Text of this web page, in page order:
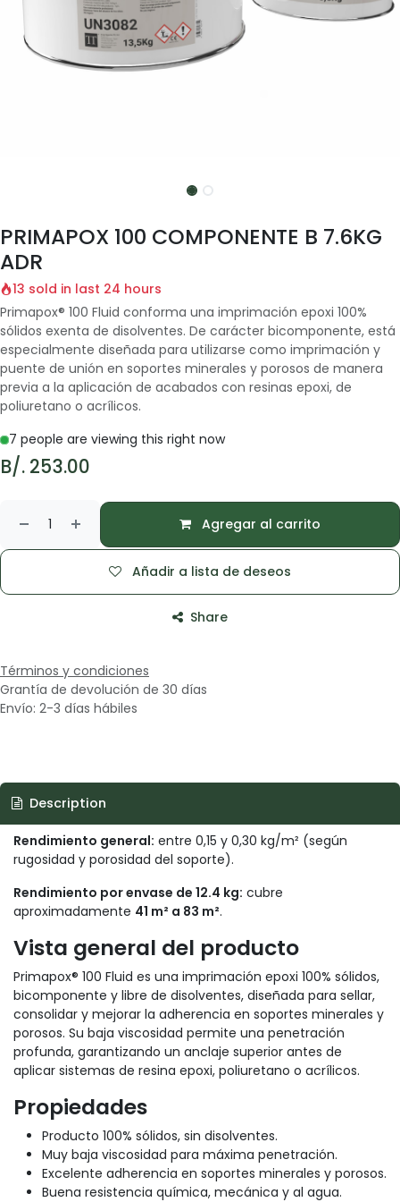
PRIMAPOX 100 COMPONENTE B 7.6KG
ADR
13 sold in last 24 hours
Primapox® 100 Fluid conforma una imprimación epoxi 100%
sólidos exenta de disolventes. De carácter bicomponente, está
especialmente diseñada para utilizarse como imprimación y
puente de unión en soportes minerales y porosos de manera
previa a la aplicación de acabados con resinas epoxi, de
poliuretano o acrílicos.
7 people are viewing this right now
B/. 253.00
Agregar al carrito
Añadir a lista de deseos
Share
Términos y condiciones
Grantía de devolución de 30 días
Envío: 2-3 días hábiles
Description
Rendimiento general: entre 0,15 y 0,30 kg/m² (según
rugosidad y porosidad del soporte).
Rendimiento por envase de 12.4 kg: cubre
aproximadamente 41 m² a 83 m².
Vista general del producto
Primapox® 100 Fluid es una imprimación epoxi 100% sólidos,
bicomponente y libre de disolventes, diseñada para sellar,
consolidar y mejorar la adherencia en soportes minerales y
porosos. Su baja viscosidad permite una penetración
profunda, garantizando un anclaje superior antes de
aplicar sistemas de resina epoxi, poliuretano o acrílicos.
Propiedades
Producto 100% sólidos, sin disolventes.
Muy baja viscosidad para máxima penetración.
Excelente adherencia en soportes minerales y porosos.
Buena resistencia química, mecánica y al agua.